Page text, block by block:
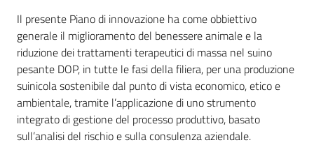
Il presente Piano di innovazione ha come obbiettivo
generale il miglioramento del benessere animale e la
riduzione dei trattamenti terapeutici di massa nel suino
pesante DOP, in tutte le fasi della filiera, per una produzione
suinicola sostenibile dal punto di vista economico, etico e
ambientale, tramite l’applicazione di uno strumento
integrato di gestione del processo produttivo, basato
sull’analisi del rischio e sulla consulenza aziendale.